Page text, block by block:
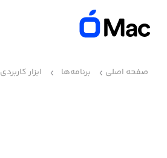
صفحه اصلی برنامه‌ها ابزار کاربردی